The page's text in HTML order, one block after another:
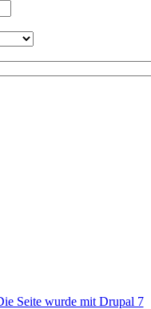
Seite wurde mit Drupal 7